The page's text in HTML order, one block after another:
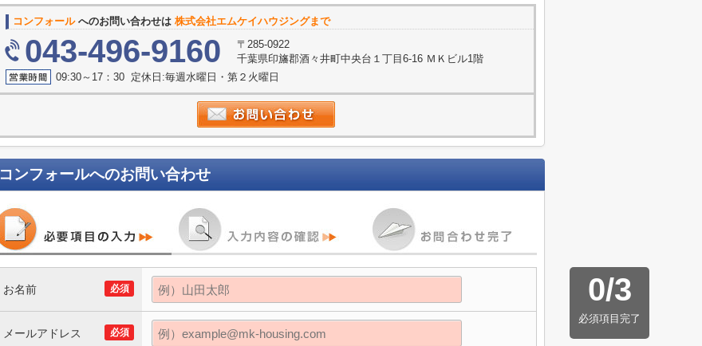
コンフォールへのお問い合わせは 株式会社エムケイハウジングまで
043-496-9160
〒285-0922
千葉県印旛郡酒々井町中央台１丁目6-16 ＭＫビル1階
09:30～17：30 定休日:毎週水曜日・第２火曜日
コンフォールへのお問い合わせ
0/3
必須項目完了
必須
お名前
必須
メールアドレス